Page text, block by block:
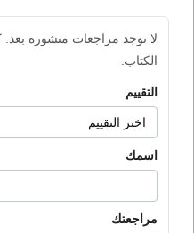
لا توجد مراجعات منشورة
الكتاب.
التقييم
اسمك
مراجعتك